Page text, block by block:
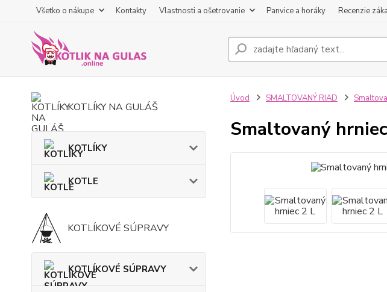
Všetko o nákupe Kontakty Vlastnosti a ošetrovanie Panvice a horáky Recenzie
KOTLÍKY NA GULÁŠ
KOTLÍKY
KOTLE
KOTLÍKOVÉ SÚPRAVY
KOTLÍKOVÉ SÚPRAVY
Úvod SMALTOVANÝ RIAD
Smaltovaný